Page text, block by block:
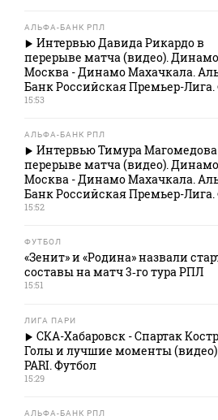
АЛЬФА-БАНК РПЛ
Интервью Давида Рикардо в
перерыве матча (видео). Динамо
Москва - Динамо Махачкала.
Банк Российская Премьер-Лига.
15:53
АЛЬФА-БАНК РПЛ
Интервью Тимура Магомедова
перерыве матча (видео). Динамо
Москва - Динамо Махачкала.
Банк Российская Премьер-Лига.
15:52
ФУТБОЛ
«Зенит» и «Родина» назвали
составы на матч 3‑го тура РПЛ
15:51
ЛИГА ПАРИ
СКА-Хабаровск - Спартак
Голы и лучшие моменты
PARI. Футбол
15:29
АЛЬФА-БАНК РПЛ